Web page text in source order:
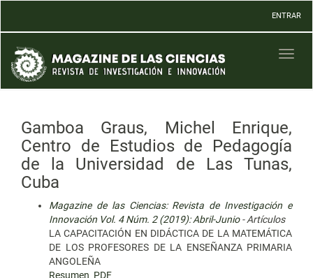
Contenido
principal
Barra
lateral
ENTRAR
Gamboa Graus, Michel Enrique,
Centro de Estudios de Pedagogía
de la Universidad de Las Tunas,
Cuba
Magazine de las Ciencias: Revista de Investigación e
Innovación Vol. 4 Núm. 2 (2019): Abril-Junio- Artículos
LA CAPACITACIÓN EN DIDÁCTICA DE LA MATEMÁTICA
DE LOS PROFESORES DE LA ENSEÑANZA PRIMARIA
ANGOLEÑA
Resumen PDF